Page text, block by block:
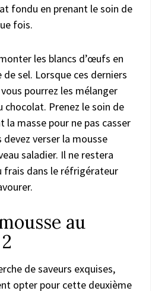
fondu en prenant le soin de
fois.
les blancs d’œufs en
de sel. Lorsque ces derniers
pourrez les mélanger
chocolat. Prenez le soin de
masse pour ne pas casser
devez verser la mousse
saladier. Il ne restera
frais dans le réfrigérateur
au
de saveurs exquises,
opter pour cette deuxième